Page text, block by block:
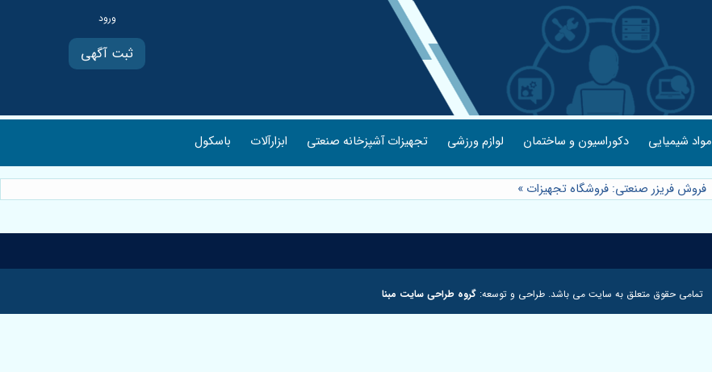
ثبت آگهی
مواد شیمیایی دکوراسیون و ساختمان لوازم ورزشی تجهیزات آشپزخانه صنعتی ابزارآلات باسکول
فروش فریزر صنعتی: فروشگاه تجهیزات »
تمامی حقوق متعلق به سایت می باشد. طراحی و توسعه: گروه طراحی سایت مبنا